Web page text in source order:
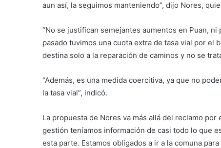
aun así, la seguimos manteniendo”, dijo Nores,
“No se justifican semejantes aumentos en Puan,
pasado tuvimos una cuota extra de tasa vial por el
destina solo a la reparación de caminos y no se
“Además, es una medida coercitiva, ya que no
la tasa vial”, indicó.
La propuesta de Nores va más allá del reclamo
gestión teníamos información de casi todo lo que
esta parte. Estamos obligados a ir a la comuna